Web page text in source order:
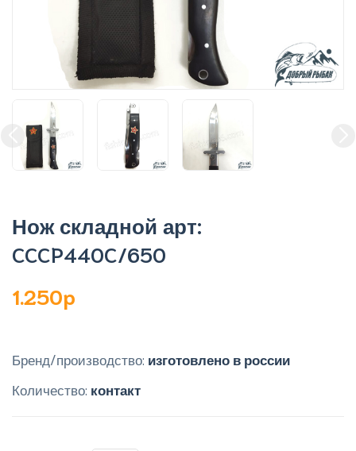
Нож складной арт:
CCCP440C/650
1.250p
Бренд/производство: изготовлено в россии
Количество: контакт